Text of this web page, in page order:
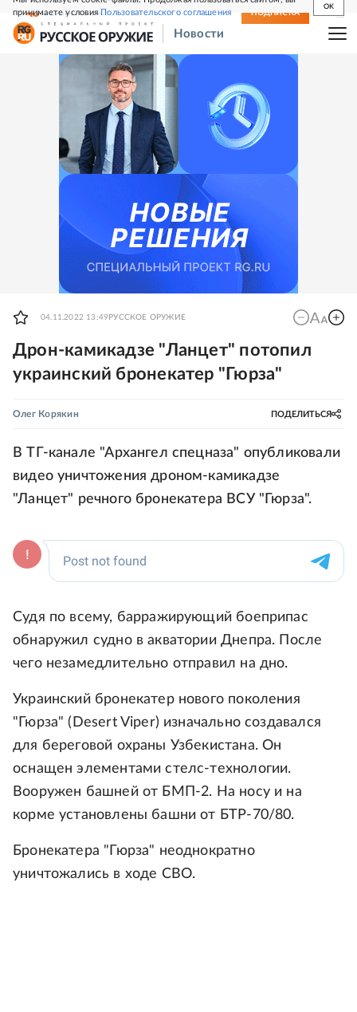
принимаете условияПользовательского соглашения
OK
СВЕЖИЙ НОМЕР ПОДПИСКА
Новости
04.11.2022 13:49 РУССКОЕ ОРУЖИЕ
Дрон-камикадзе "Ланцет" потопил
украинский бронекатер "Гюрза"
Олег Корякин ПОДЕЛИТЬСЯ
В ТГ-канале "Архангел спецназа" опубликовали
видео уничтожения дроном-камикадзе
"Ланцет" речного бронекатера ВСУ "Гюрза".
Судя по всему, барражирующий боеприпас
обнаружил судно в акватории Днепра. После
чего незамедлительно отправил на дно.
Украинский бронекатер нового поколения
"Гюрза" (Desert Viper) изначально создавался
для береговой охраны Узбекистана. Он
оснащен элементами стелс-технологии.
Вооружен башней от БМП-2. На носу и на
корме установлены башни от БТР-70/80.
Бронекатера "Гюрза" неоднократно
уничтожались в ходе СВО.